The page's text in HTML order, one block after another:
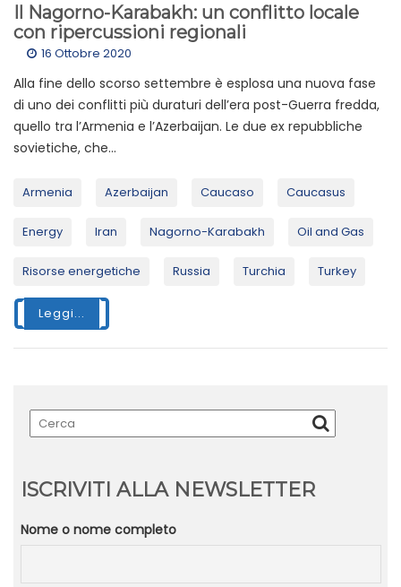
Il Nagorno-Karabakh: un conflitto locale
con ripercussioni regionali
16 Ottobre 2020
Alla fine dello scorso settembre è esplosa una nuova fase
di uno dei conflitti più duraturi dell’era post-Guerra fredda,
quello tra l’Armenia e l’Azerbaijan. Le due ex repubbliche
sovietiche, che...
Armenia Azerbaijan Caucaso Caucasus
Energy Iran Nagorno-Karabakh Oil and Gas
Risorse energetiche Russia Turchia Turkey
Leggi...
ISCRIVITI ALLA NEWSLETTER
Nome o nome completo